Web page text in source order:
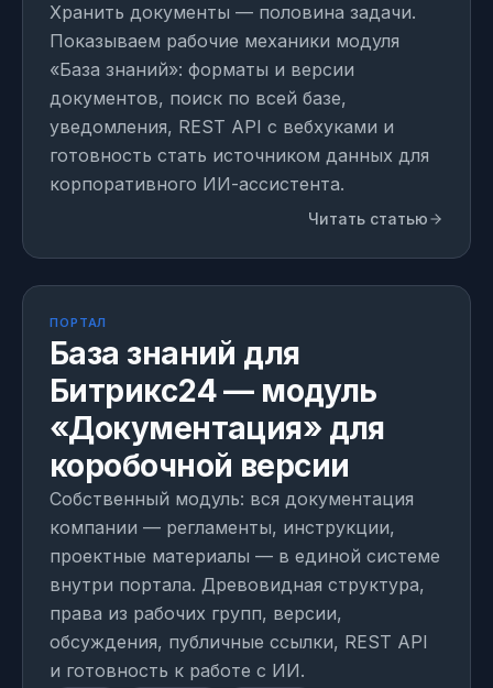
Хранить документы — половина задачи.
Показываем рабочие механики модуля
«База знаний»: форматы и версии
документов, поиск по всей базе,
уведомления, REST API с вебхуками и
готовность стать источником данных для
корпоративного ИИ-ассистента.
Читать статью
ПОРТАЛ
База знаний для
Битрикс24 — модуль
«Документация» для
коробочной версии
Собственный модуль: вся документация
компании — регламенты, инструкции,
проектные материалы — в единой системе
внутри портала. Древовидная структура,
права из рабочих групп, версии,
обсуждения, публичные ссылки, REST API
и готовность к работе с ИИ.